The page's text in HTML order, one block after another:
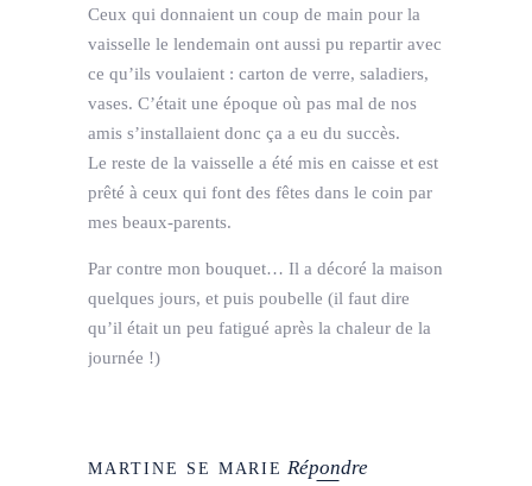
Ceux qui donnaient un coup de main pour la
vaisselle le lendemain ont aussi pu repartir avec
ce qu’ils voulaient : carton de verre, saladiers,
vases. C’était une époque où pas mal de nos
amis s’installaient donc ça a eu du succès.
Le reste de la vaisselle a été mis en caisse et est
prêté à ceux qui font des fêtes dans le coin par
mes beaux-parents.
Par contre mon bouquet… Il a décoré la maison
quelques jours, et puis poubelle (il faut dire
qu’il était un peu fatigué après la chaleur de la
journée !)
MARTINE SE MARIE Répondre